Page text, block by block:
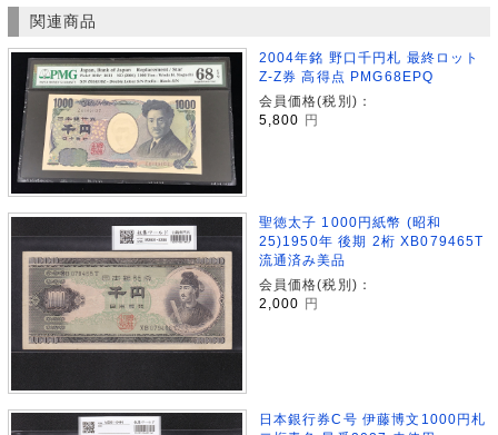
関連商品
2004年銘 野口千円札 最終ロット
Z-Z券 高得点 PMG68EPQ
会員価格(税別)：
5,800
円
聖徳太子 1000円紙幣 (昭和
25)1950年 後期 2桁 XB079465T
流通済み美品
会員価格(税別)：
2,000
円
日本銀行券C号 伊藤博文1000円札